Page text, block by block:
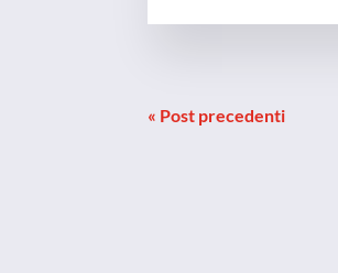
« Post precedenti